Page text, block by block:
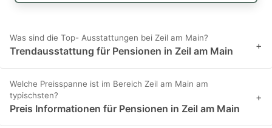
Was sind die Top- Ausstattungen bei Zeil am Main?
Trendausstattung für Pensionen in Zeil am Main +
Welche Preisspanne ist im Bereich Zeil am Main am
typischsten?
Preis Informationen für Pensionen in Zeil am Main
+